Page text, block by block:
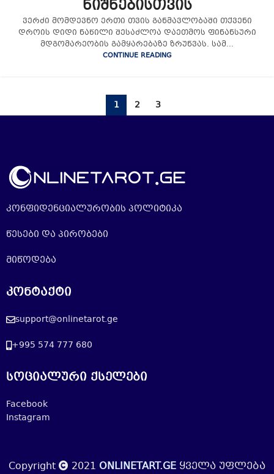
ნიშნებისთვის
ვერძი მომდევნო ერთი თვის განმავლობაში თქვენი
დროის დიდი ნაწილი შესაძლოა დაეთმოს ფინანსური
მდგომარეობის გამყარებაზე ზრუნვას. სამ...
CONTINUE READING
1 2 3
კონფიდენციალურობის პოლიტიკა
წესები და პირობები
მიწოდება
კონტაქტი
support@onlinetarot.ge
+995 574 777 680
სოციალური ქსელები
Facebook
Instagram
Copyright 2021 ONLINETART.GEყველა უფლება